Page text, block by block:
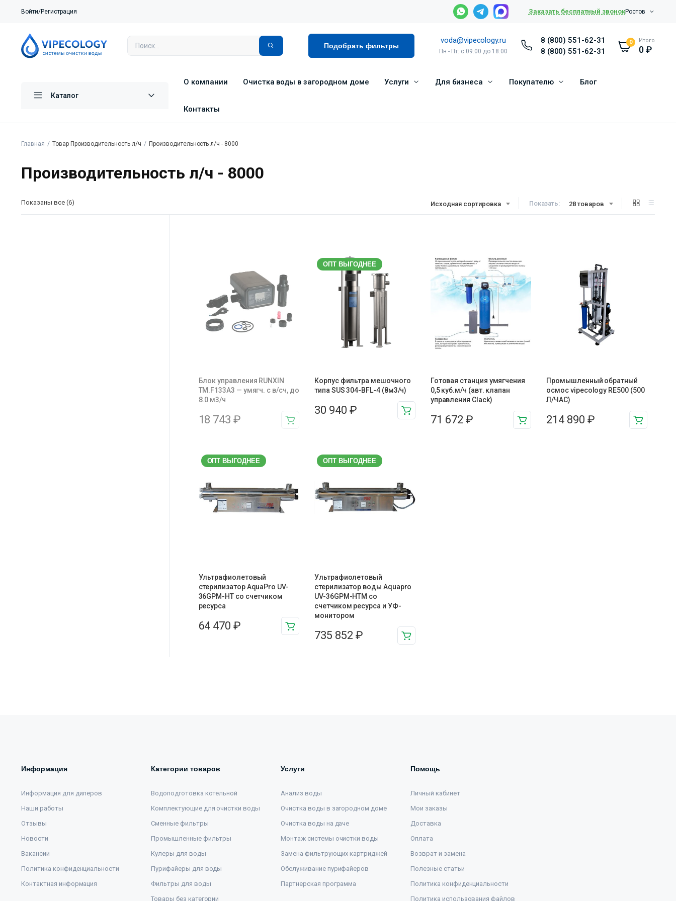
Войти/Регистрация Заказать бесплатный звонокРостов
Подобрать фильтры
voda@vipecology.ru
Пн - Пт: с 09:00 до 18:00
8 (800) 551-62-31
8 (800) 551-62-31
0 Итого
0₽
Каталог
О компании Очистка воды в загородном доме Услуги Для бизнеса Покупателю Блог
Контакты
Главная Товар Производительность л/ч Производительность л/ч - 8000
Производительность л/ч - 8000
Исходная сортировка Показать: 28 товаров
Показаны все (6)
Блок управления RUNXIN
ТМ.F133A3 — умягч. с в/сч, до
8.0 м3/ч
18 743₽
ОПТ ВЫГОДНЕЕ
Корпус фильтра мешочного
типа SUS 304-BFL-4 (8м3/ч)
30 940 ₽
Готовая станция умягчения
0,5 куб.м/ч (авт. клапан
управления Clack)
71 672 ₽
Промышленный обратный
осмос vipecology RE500 (500
Л/ЧАС)
214 890₽
ОПТ ВЫГОДНЕЕ
Ультрафиолетовый
стерилизатор AquaPro UV-
36GPM-HT со счетчиком
ресурса
64 470₽
ОПТ ВЫГОДНЕЕ
Ультрафиолетовый
стерилизатор воды Aquapro
UV-36GPM-HTM cо
счетчиком ресурса и УФ-
монитором
735 852 ₽
Информация
Информация для дилеров
Наши работы
Отзывы
Новости
Вакансии
Политика конфиденциальности
Контактная информация
Категории товаров
Водоподготовка котельной
Комплектующие для очистки воды
Сменные фильтры
Промышленные фильтры
Кулеры для воды
Пурифайеры для воды
Фильтры для воды
Товары без категории
Услуги
Анализ воды
Очистка воды в загородном доме
Очистка воды на даче
Монтаж системы очистки воды
Замена фильтрующих картриджей
Обслуживание пурифайеров
Партнерская программа
Помощь
Личный кабинет
Мои заказы
Доставка
Оплата
Возврат и замена
Полезные статьи
Политика конфиденциальности
Политика использования файлов